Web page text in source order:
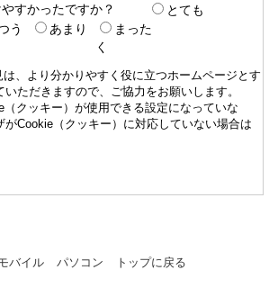
すかったですか？
とても
う あまり
まった
く
、より分かりやすく役に立つホームページとす
いただきますので、ご協力をお願いします。
クッキー）が使用できる設定になっていな
がCookie（クッキー）に対応していない場合は
バイル パソコン トップに戻る